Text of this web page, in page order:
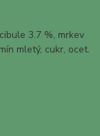
3.7 %, mrkev
mletý, cukr, ocet.